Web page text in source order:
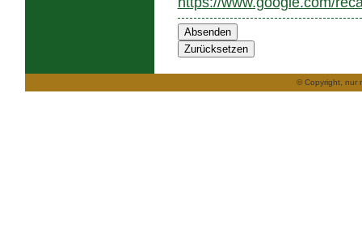
Absenden
Zurücksetzen
© Copyright, nur